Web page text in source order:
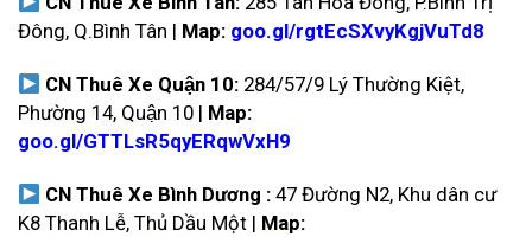
Đông, Q.Bình Tân | Map: goo.gl/rgtEcSXvyKgjVuTd8
CN Thuê Xe Quận 10: 284/57/9 Lý Thường Kiệt,
Phường 14, Quận 10 | Map:
goo.gl/GTTLsR5qyERqwVxH9
CN Thuê Xe Bình Dương :47 Đường N2, Khu dân cư
K8 Thanh Lễ, Thủ Dầu Một | Map: